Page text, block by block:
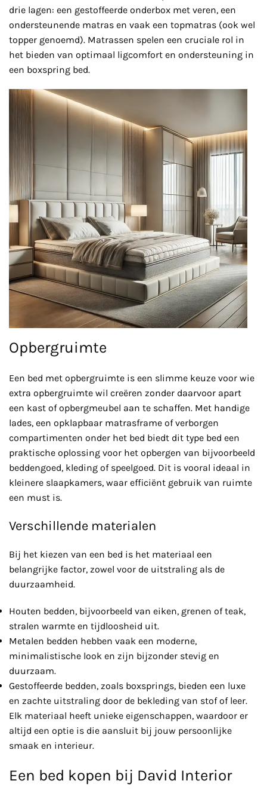
drie lagen: een gestoffeerde onderbox met veren, een
ondersteunende matras en vaak een topmatras (ook wel
topper genoemd). Matrassen spelen een cruciale rol in
het bieden van optimaal ligcomfort en ondersteuning in
een boxspring bed.
Opbergruimte
Een bed met opbergruimte is een slimme keuze voor wie
extra opbergruimte wil creëren zonder daarvoor apart
een kast of opbergmeubel aan te schaffen. Met handige
lades, een opklapbaar matrasframe of verborgen
compartimenten onder het bed biedt dit type bed een
praktische oplossing voor het opbergen van bijvoorbeeld
beddengoed, kleding of speelgoed. Dit is vooral ideaal in
kleinere slaapkamers, waar efficiënt gebruik van ruimte
een must is.
Verschillende materialen
Bij het kiezen van een bed is het materiaal een
belangrijke factor, zowel voor de uitstraling als de
duurzaamheid.
Houten bedden, bijvoorbeeld van eiken, grenen of teak,
stralen warmte en tijdloosheid uit.
Metalen bedden hebben vaak een moderne,
minimalistische look en zijn bijzonder stevig en
duurzaam.
Gestoffeerde bedden, zoals boxsprings, bieden een luxe
en zachte uitstraling door de bekleding van stof of leer.
Elk materiaal heeft unieke eigenschappen, waardoor er
altijd een optie is die aansluit bij jouw persoonlijke
smaak en interieur.
Een bed kopen bij David Interior